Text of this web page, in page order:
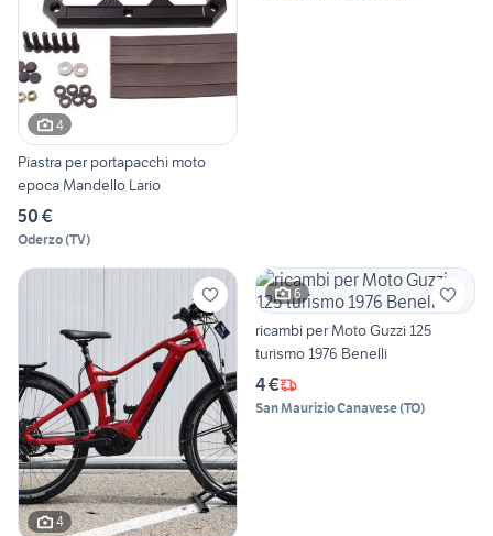
4
Piastra per portapacchi moto
epoca Mandello Lario
50 €
Oderzo(TV)
4
6
ricambi per Moto Guzzi 125
turismo 1976 Benelli
4 €
San Maurizio Canavese(TO)